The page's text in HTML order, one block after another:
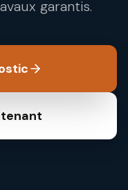
garantis.